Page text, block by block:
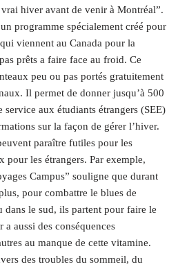
hiver avant de venir à Montréal”.
programme spécialement créé pour
viennent au Canada pour la
prêts a faire face au froid. Ce
peu ou pas portés gratuitement
Il permet de donner jusqu’à 500
aux étudiants étrangers (SEE)
sur la façon de gérer l’hiver.
paraître futiles pour les
pour les étrangers. Par exemple,
Campus” souligne que durant
pour combattre le blues de
dans le sud, ils partent pour faire le
aussi des conséquences
au manque de cette vitamine.
des troubles du sommeil, du